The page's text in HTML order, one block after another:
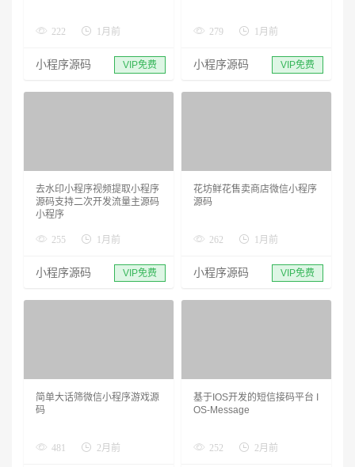
222 1月前
小程序源码 VIP免费
279 1月前
小程序源码 VIP免费
去水印小程序视频提取小程序
源码支持二次开发流量主源码
小程序
255 1月前
小程序源码 VIP免费
花坊鲜花售卖商店微信小程序
源码
262 1月前
小程序源码 VIP免费
简单大话筛微信小程序游戏源
码
481 2月前
基于IOS开发的短信接码平台 I
OS-Message
252 2月前